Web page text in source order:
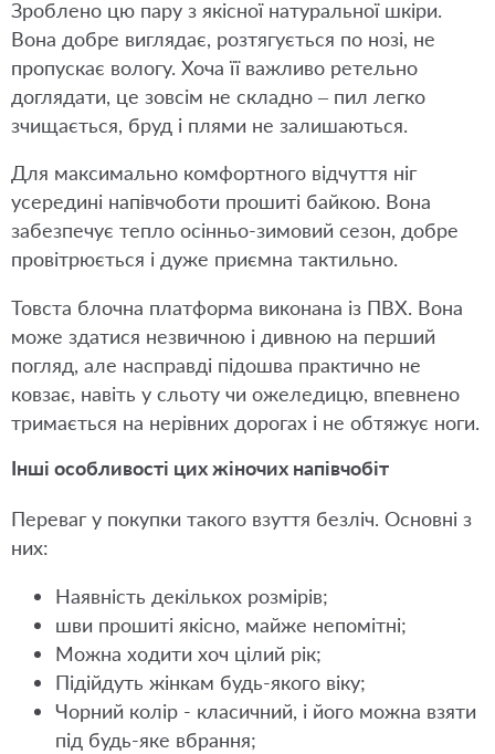
Зроблено цю пару з якісної натуральної шкіри.
Вона добре виглядає, розтягується по нозі, не
пропускає вологу. Хоча її важливо ретельно
доглядати, це зовсім не складно – пил легко
зчищається, бруд і плями не залишаються.
Для максимально комфортного відчуття ніг
усередині напівчоботи прошиті байкою. Вона
забезпечує тепло осінньо-зимовий сезон, добре
провітрюється і дуже приємна тактильно.
Товста блочна платформа виконана із ПВХ. Вона
може здатися незвичною і дивною на перший
погляд, але насправді підошва практично не
ковзає, навіть у сльоту чи ожеледицю, впевнено
тримається на нерівних дорогах і не обтяжує ноги.
Інші особливості цих жіночих напівчобіт
Переваг у покупки такого взуття безліч. Основні з
них:
Наявність декількох розмірів;
шви прошиті якісно, майже непомітні;
Можна ходити хоч цілий рік;
Підійдуть жінкам будь-якого віку;
Чорний колір - класичний, і його можна взяти
під будь-яке вбрання;